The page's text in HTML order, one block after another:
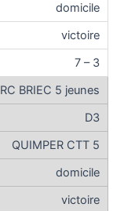
domicile
victoire
7 – 3
RC BRIEC 5 jeunes
D3
QUIMPER CTT 5
domicile
victoire